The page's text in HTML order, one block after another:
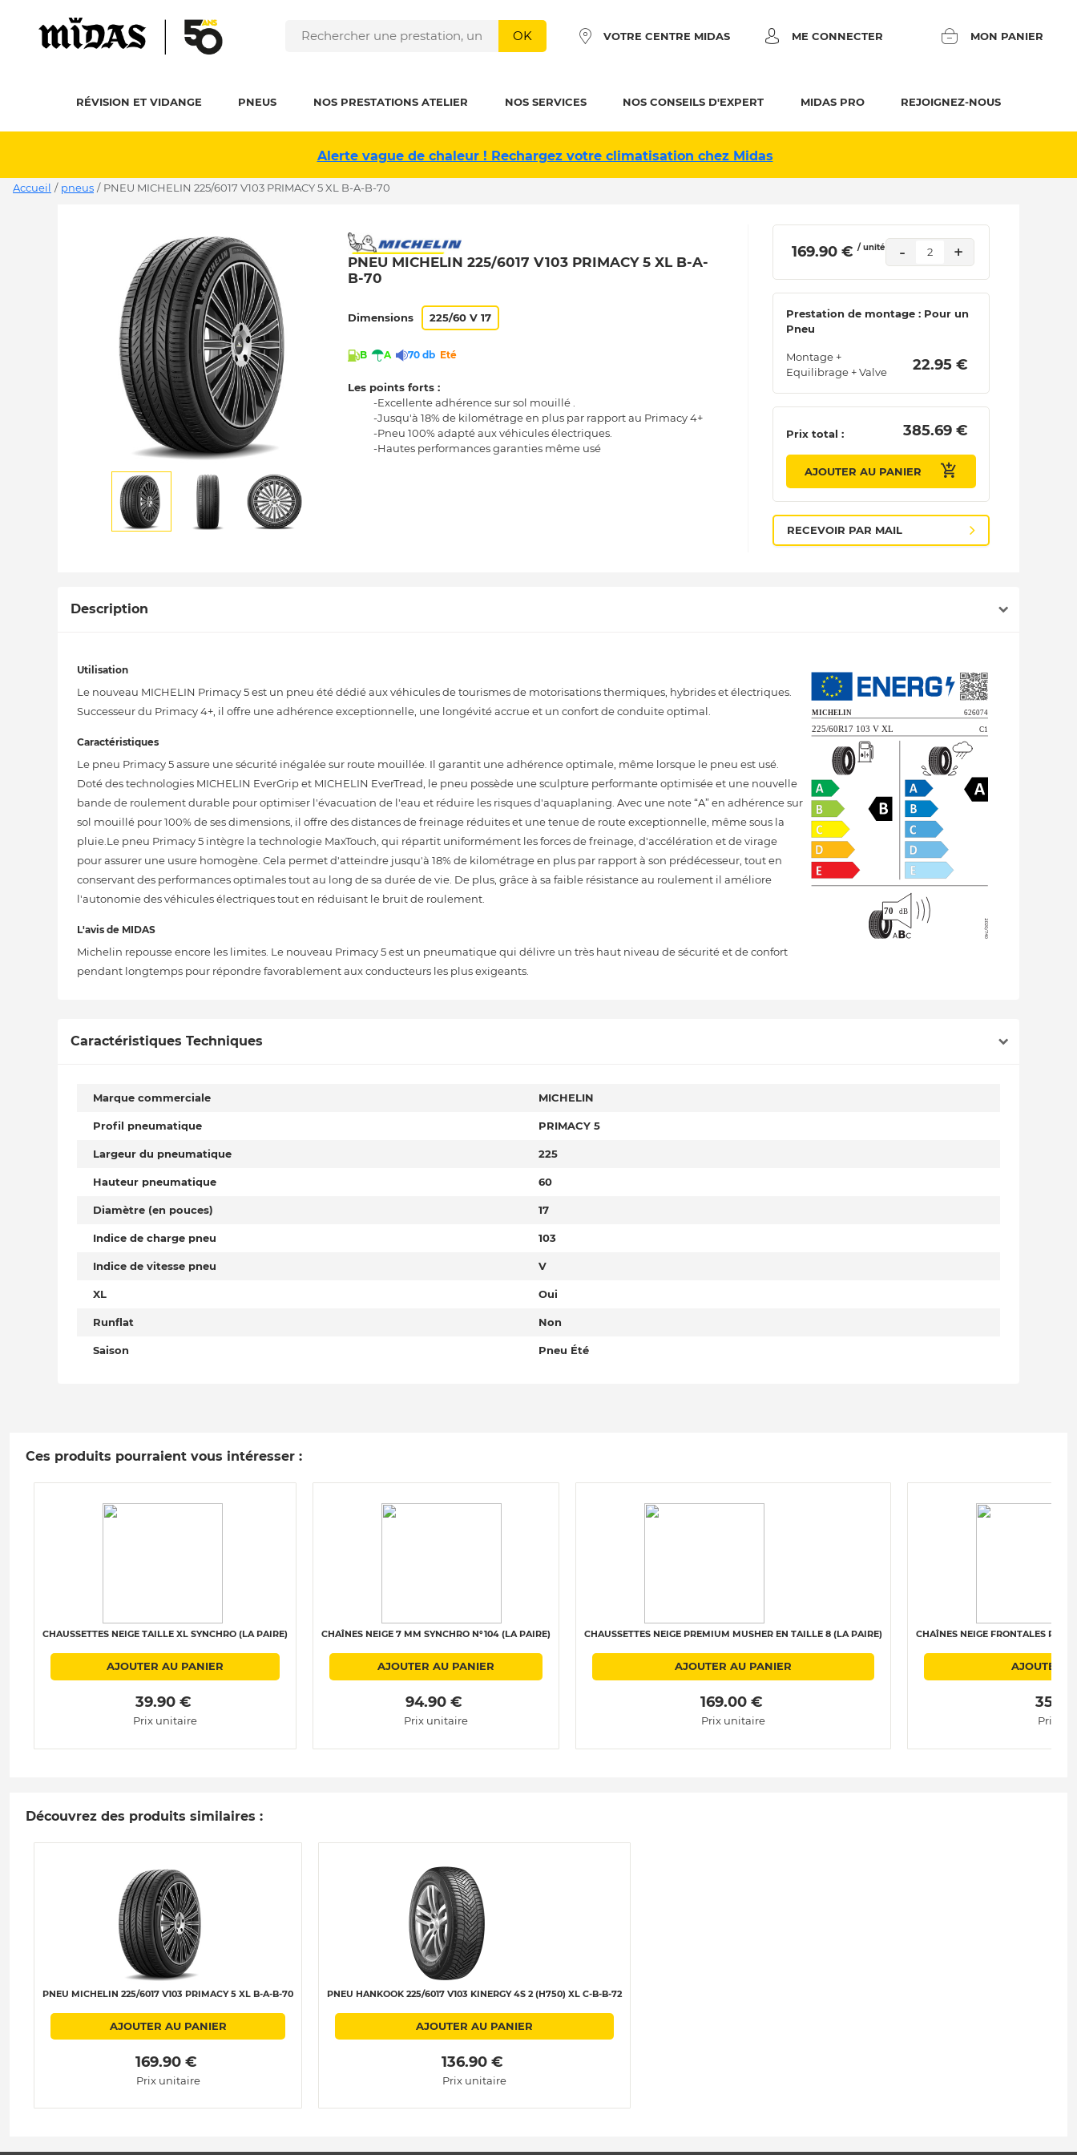
OK VOTRE CENTRE MIDAS ME CONNECTER MON PANIER
RÉVISION ET VIDANGE PNEUS NOS PRESTATIONS ATELIER NOS SERVICES NOS CONSEILS D'EXPERT MIDAS PRO REJOIGNEZ-NOUS
Alerte vague de chaleur ! Rechargez votre climatisation chez Midas
Accueil / pneus / PNEU MICHELIN 225/6017 V103 PRIMACY 5 XL B-A-B-70
PNEU MICHELIN 225/6017 V103 PRIMACY 5 XL B-A-
B-70
Dimensions 225/60 V 17
B A 70 db Eté
Les points forts :
-Excellente adhérence sur sol mouillé .
-Jusqu'à 18% de kilométrage en plus par rapport au Primacy 4+
-Pneu 100% adapté aux véhicules électriques.
-Hautes performances garanties même usé
169.90 € / unité - 2 +
Prestation de montage : Pour un
Pneu
Montage +
Equilibrage + Valve
22.95 €
Prix total : 385.69 €
AJOUTER AU PANIER
RECEVOIR PAR MAIL
Description
Utilisation
Le nouveau MICHELIN Primacy 5 est un pneu été dédié aux véhicules de tourismes de motorisations thermiques, hybrides et électriques.
Successeur du Primacy 4+, il offre une adhérence exceptionnelle, une longévité accrue et un confort de conduite optimal.
Caractéristiques
Le pneu Primacy 5 assure une sécurité inégalée sur route mouillée. Il garantit une adhérence optimale, même lorsque le pneu est usé.
Doté des technologies MICHELIN EverGrip et MICHELIN EverTread, le pneu possède une sculpture performante optimisée et une nouvelle
bande de roulement durable pour optimiser l'évacuation de l'eau et réduire les risques d'aquaplaning. Avec une note “A” en adhérence sur
sol mouillé pour 100% de ses dimensions, il offre des distances de freinage réduites et une tenue de route exceptionnelle, même sous la
pluie.Le pneu Primacy 5 intègre la technologie MaxTouch, qui répartit uniformément les forces de freinage, d'accélération et de virage
pour assurer une usure homogène. Cela permet d'atteindre jusqu'à 18% de kilométrage en plus par rapport à son prédécesseur, tout en
conservant des performances optimales tout au long de sa durée de vie. De plus, grâce à sa faible résistance au roulement il améliore
l'autonomie des véhicules électriques tout en réduisant le bruit de roulement.
L'avis de MIDAS
Michelin repousse encore les limites. Le nouveau Primacy 5 est un pneumatique qui délivre un très haut niveau de sécurité et de confort
pendant longtemps pour répondre favorablement aux conducteurs les plus exigeants.
Caractéristiques Techniques
Marque commerciale MICHELIN
Profil pneumatique PRIMACY 5
Largeur du pneumatique 225
Hauteur pneumatique 60
Diamètre (en pouces) 17
Indice de charge pneu 103
Indice de vitesse pneu V
XL Oui
Runflat Non
Saison Pneu Été
Ces produits pourraient vous intéresser :
CHAUSSETTES NEIGE TAILLE XL SYNCHRO (LA PAIRE)
AJOUTER AU PANIER
39.90 €
Prix unitaire
CHAÎNES NEIGE 7 MM SYNCHRO N°104 (LA PAIRE)
AJOUTER AU PANIER
94.90 €
Prix unitaire
CHAUSSETTES NEIGE PREMIUM MUSHER EN TAILLE 8 (LA PAIRE)
AJOUTER AU PANIER
169.00 €
Prix unitaire
CHAÎNES NEIGE FRONTALES
AJOUTER
Prix
Découvrez des produits similaires :
PNEU MICHELIN 225/6017 V103 PRIMACY 5 XL B-A-B-70
AJOUTER AU PANIER
169.90 €
Prix unitaire
PNEU HANKOOK 225/6017 V103 KINERGY 4S 2 (H750) XL C-B-B-72
AJOUTER AU PANIER
136.90 €
Prix unitaire